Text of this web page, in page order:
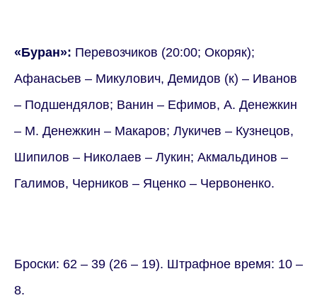
«Буран»: Перевозчиков (20:00; Окоряк);
Афанасьев – Микулович, Демидов (к) – Иванов
– Подшендялов; Ванин – Ефимов, А. Денежкин
– М. Денежкин – Макаров; Лукичев – Кузнецов,
Шипилов – Николаев – Лукин; Акмальдинов –
Галимов, Черников – Яценко – Червоненко.
Броски: 62 – 39 (26 – 19). Штрафное время: 10 –
8.